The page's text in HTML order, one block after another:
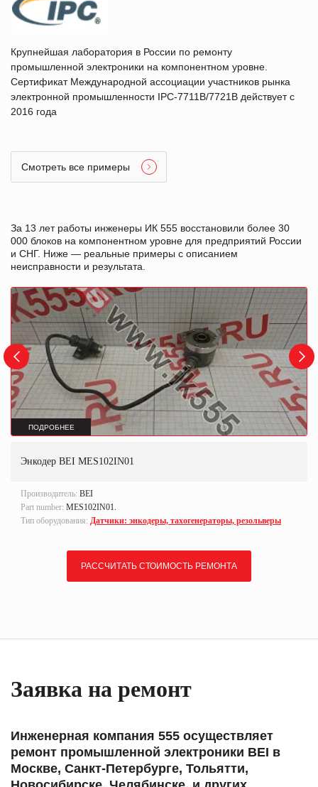
Крупнейшая лаборатория в России по ремонту
промышленной электроники на компонентном уровне.
Сертификат Международной ассоциации участников рынка
электронной промышленности IPC-7711B/7721B действует с
2016 года
Смотреть все примеры
За 13 лет работы инженеры ИК 555 восстановили более 30
000 блоков на компонентном уровне для предприятий России
и СНГ. Ниже — реальные примеры с описанием
неисправности и результата.
ПОДРОБНЕЕ
Энкодер BEI MES102IN01
Производитель: BEI
Part number: MES102IN01.
Тип оборудования: Датчики: энкодеры, тахогенераторы, резольверы
РАССЧИТАТЬ СТОИМОСТЬ РЕМОНТА
Заявка на ремонт
Инженерная компания 555 осуществляет
ремонт промышленной электроники BEI в
Москве, Санкт-Петербурге, Тольятти,